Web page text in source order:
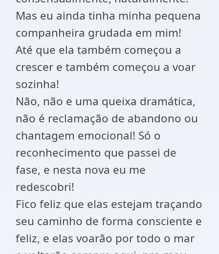
Mas eu ainda tinha minha pequena
companheira grudada em mim!
Até que ela também começou a
crescer e também começou a voar
sozinha!
Não, não e uma queixa dramática,
não é reclamação de abandono ou
chantagem emocional! Só o
reconhecimento que passei de
fase, e nesta nova eu me
redescobri!
Fico feliz que elas estejam traçando
seu caminho de forma consciente e
feliz, e elas voarão por todo o mar